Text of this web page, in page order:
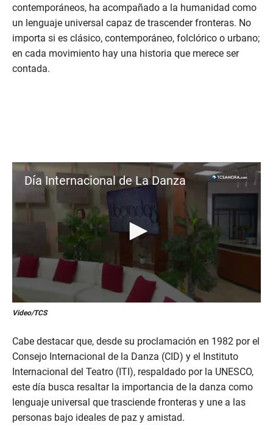
contemporáneos, ha acompañado a la humanidad como
un lenguaje universal capaz de trascender fronteras. No
importa si es clásico, contemporáneo, folclórico o urbano;
en cada movimiento hay una historia que merece ser
contada.
Día Internacional de La Danza
0
s
c
o
n
s
o
f
1
m
i
Video/TCS
Cabe destacar que, desde su proclamación en 1982 por el
Consejo Internacional de la Danza (CID) y el Instituto
Internacional del Teatro (ITI), respaldado por la UNESCO,
este día busca resaltar la importancia de la danza como
lenguaje universal que trasciende fronteras y une a las
personas bajo ideales de paz y amistad.